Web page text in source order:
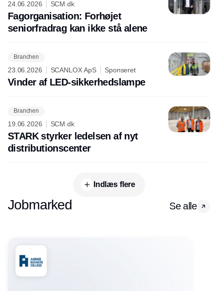
24.06.2026 SCM.dk
Fagorganisation: Forhøjet
seniorfradrag kan ikke stå alene
Branchen
23.06.2026 SCANLOX ApS Sponseret
Vinder af LED-sikkerhedslampe
Branchen
19.06.2026 SCM.dk
STARK styrker ledelsen af nyt
distributionscenter
Indlæs flere
Jobmarked Se alle